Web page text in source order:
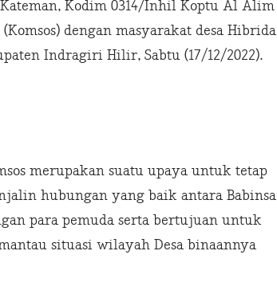
Kodim 0314/Inhil Koptu Al Alim
dengan masyarakat desa Hibrida
Indragiri Hilir, Sabtu (17/12/2022).
merupakan suatu upaya untuk tetap
hubungan yang baik antara Babinsa
para pemuda serta bertujuan untuk
situasi wilayah Desa binaannya